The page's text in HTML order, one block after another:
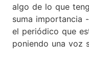
algo de lo que
suma importancia
el periódico que
poniendo una voz